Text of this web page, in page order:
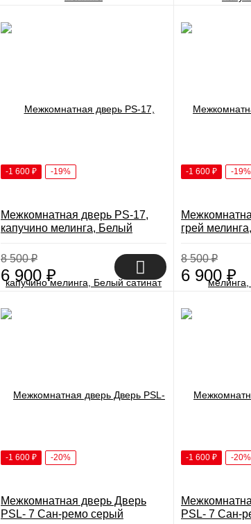
-1 600 ₽ -19%
Межкомнатная дверь PS-17,
капучино мелинга, Белый
8 500₽
6 900 ₽
-1 600 ₽ -19%
грей
8 500₽
6 900 ₽
-1 600 ₽ -20%
Межкомнатная дверь Дверь
PSL- 7 Сан-ремо серый
-1 600 ₽ -20%
PSL- 7 Сан-